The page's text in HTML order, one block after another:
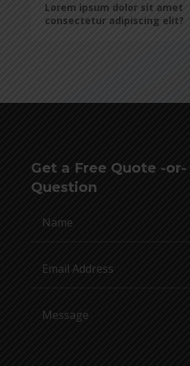
Lorem ipsum dolor sit amet
consectetur adipiscing elit?
Get a Free Quote -or-
Question